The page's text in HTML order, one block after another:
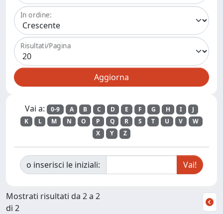
In ordine:
Risultati/Pagina
Vai a: 0-9 A B C D E F G H I
J
K
L M N O P Q R S T U V
W
X
Y Z
o inserisci le iniziali:
Mostrati risultati da 2 a 2
di 2